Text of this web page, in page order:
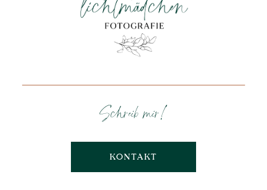
Schreib mir!
KONTAKT